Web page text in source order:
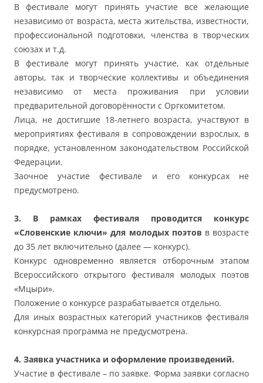
В фестивале могут принять участие все желающие
независимо от возраста, места жительства, известности,
профессиональной подготовки, членства в творческих
союзах и т.д.
В фестивале могут принять участие, как отдельные
авторы, так и творческие коллективы и объединения
независимо от места проживания при условии
предварительной договорённости с Оргкомитетом.
Лица, не достигшие 18-летнего возраста, участвуют в
мероприятиях фестиваля в сопровождении взрослых, в
порядке, установленном законодательством Российской
Федерации.
Заочное участие фестивале и его конкурсах не
предусмотрено.
3.
В рамках фестиваля проводится конкурс
«Словенские ключи» для молодых поэтов в возрасте
до 35 лет включительно (далее — конкурс).
Конкурс одновременно является отборочным этапом
Всероссийского открытого фестиваля молодых поэтов
«Мцыри».
Положение о конкурсе разрабатывается отдельно.
Для иных возрастных категорий участников фестиваля
конкурсная программа не предусмотрена.
4. Заявка участника и оформление произведений.
Участие в фестивале – по заявке. Форма заявки согласно